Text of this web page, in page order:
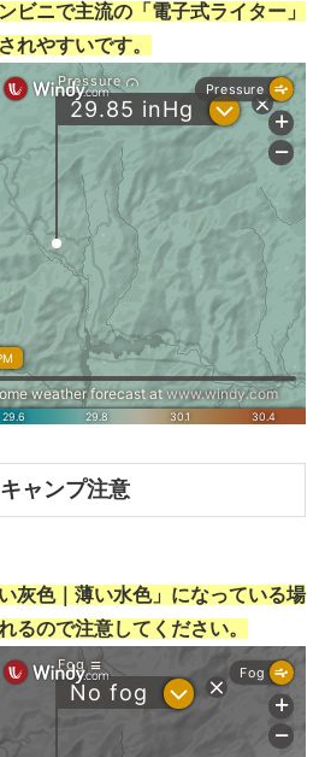
ニで主流の「電子式ライター」
れやすいです。
ャンプ注意
灰色｜薄い水色」になっている場
るので注意してください。